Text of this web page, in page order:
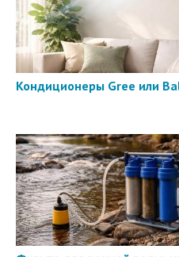
Кондиционеры Gree или